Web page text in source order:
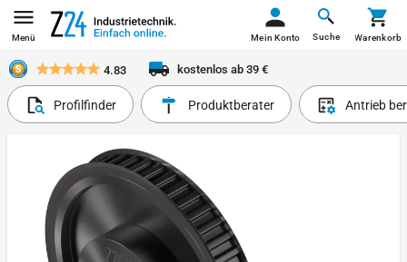
Menü Suche
Mein Konto Warenkorb
4.83 kostenlos ab 39 €
Profilfinder Produktberater Antrieb